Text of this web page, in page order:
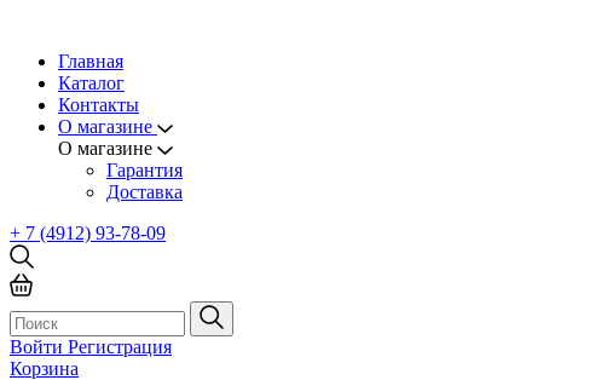
Главная
Каталог
Контакты
О магазине
О магазине
Гарантия
Доставка
+ 7 (4912) 93-78-09
Войти Регистрация
Корзина